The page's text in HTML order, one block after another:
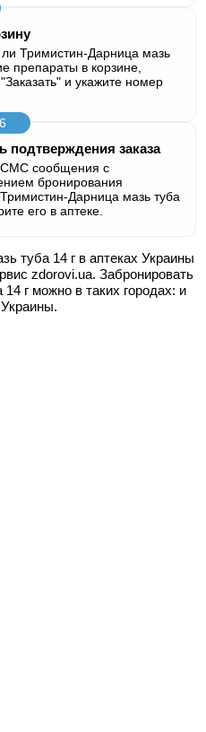
ли Тримистин-Дарница мазь
препараты в корзине,
и укажите номер
подтверждения заказа
СМС сообщения с
бронирования
Дарница мазь туба
его в аптеке.
туба 14 г в аптеках Украины
zdorovi.ua. Забронировать
г можно в таких городах: и